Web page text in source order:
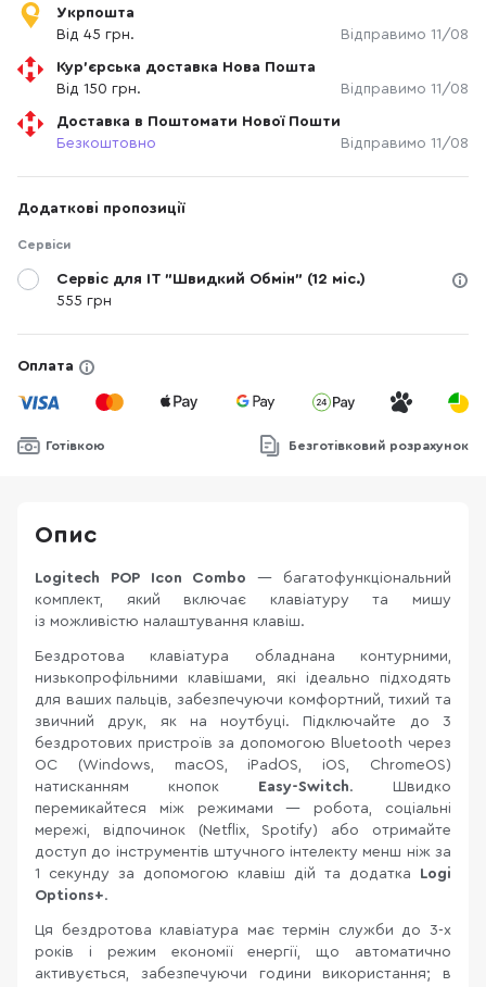
Укрпошта
Від 45 грн.
Відправимо 11/08
Кур'єрська доставка Нова Пошта
Від 150 грн.
Відправимо 11/08
Доставка в Поштомати Нової Пошти
Безкоштовно
Відправимо 11/08
Додаткові пропозиції
Сервіси
Сервіс для IT "Швидкий Обмін" (12 міс.)
555 грн
Оплата
Готівкою Безготівковий розрахунок
Опис
Logitech POP Icon Combo— багатофункціональний
комплект, який включає клавіатуру та мишу
із можливістю налаштування клавіш.
Бездротова клавіатура обладнана контурними,
низькопрофільними клавішами, які ідеально підходять
для ваших пальців, забезпечуючи комфортний, тихий та
звичний друк, як на ноутбуці. Підключайте до 3
бездротових пристроїв за допомогою Bluetooth через
ОС (Windows, macOS, iPadOS, iOS, ChromeOS)
натисканням кнопок Easy-Switch. Швидко
перемикайтеся між режимами — робота, соціальні
мережі, відпочинок (Netflix, Spotify) або отримайте
доступ до інструментів штучного інтелекту менш ніж за
1 секунду за допомогою клавіш дій та додатка Logi
Options+.
Ця бездротова клавіатура має термін служби до 3-х
років і режим економії енергії, що автоматично
активується, забезпечуючи години використання; в